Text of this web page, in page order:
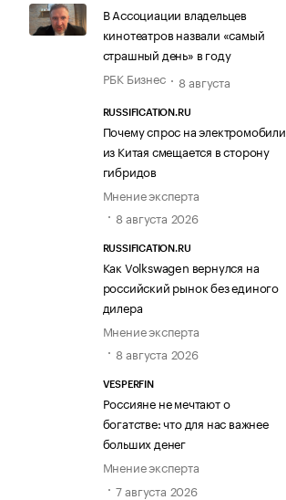
В Ассоциации владельцев
кинотеатров назвали «самый
страшный день» в году
РБК Бизнес
8 августа
RUSSIFICATION.RU
Почему спрос на электромобили
из Китая смещается в сторону
гибридов
Мнение эксперта
8 августа 2026
RUSSIFICATION.RU
Как Volkswagen вернулся на
российский рынок без единого
дилера
Мнение эксперта
8 августа 2026
VESPERFIN
Россияне не мечтают о
богатстве: что для нас важнее
больших денег
Мнение эксперта
7 августа 2026